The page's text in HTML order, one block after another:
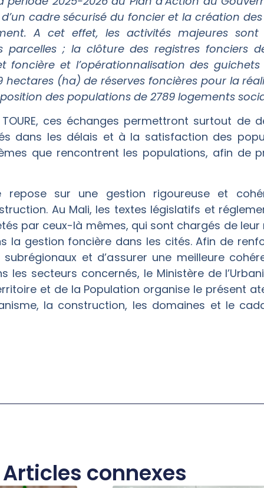
cadre sécurisé du foncier et la création
A cet effet, les activités majeures sont
parcelles ; la clôture des registres fonciers
et l’opérationnalisation des
hectares (ha) de réserves foncières pour la
des populations de 2789 logements
ces échanges permettront surtout de
dans les délais et à la satisfaction des
que rencontrent les populations, afin de
repose sur une gestion rigoureuse et
Au Mali, les textes législatifs et
par ceux-là mêmes, qui sont chargés de
la gestion foncière dans les cités. Afin de
et d’assurer une meilleure
secteurs concernés, le Ministère de
et de la Population organise le présent
la construction, les domaines et le
Articles connexes